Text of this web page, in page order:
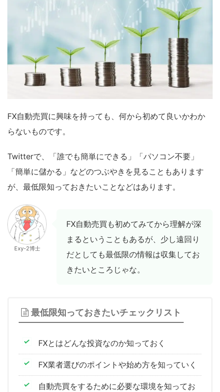
FX自動売買に興味を持っても、何から初めて良いかわか
らないものです。
Twitterで、「誰でも簡単にできる」「パソコン不要」
「簡単に儲かる」などのつぶやきを見ることもあります
が、最低限知っておきたいことなどはあります。
Exy-2博士
FX自動売買も初めてみてから理解が深
まるということもあるが、少し遠回り
だとしても最低限の情報は収集してお
きたいところじゃな。
最低限知っておきたいチェックリスト
FXとはどんな投資なのか知っておく
FX業者選びのポイントや始め方を知っていく
自動売買をするために必要な環境を知ってお